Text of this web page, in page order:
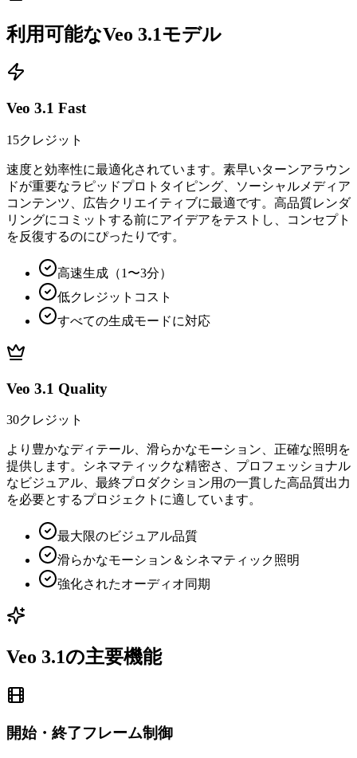
利用可能なVeo 3.1モデル
Veo 3.1 Fast
15クレジット
速度と効率性に最適化されています。素早いターンアラウン
ドが重要なラピッドプロトタイピング、ソーシャルメディア
コンテンツ、広告クリエイティブに最適です。高品質レンダ
リングにコミットする前にアイデアをテストし、コンセプト
を反復するのにぴったりです。
高速生成（1〜3分）
低クレジットコスト
すべての生成モードに対応
Veo 3.1 Quality
30クレジット
より豊かなディテール、滑らかなモーション、正確な照明を
提供します。シネマティックな精密さ、プロフェッショナル
なビジュアル、最終プロダクション用の一貫した高品質出力
を必要とするプロジェクトに適しています。
最大限のビジュアル品質
滑らかなモーション＆シネマティック照明
強化されたオーディオ同期
Veo 3.1の主要機能
開始・終了フレーム制御